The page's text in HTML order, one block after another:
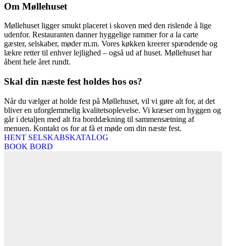
Om Møllehuset
Møllehuset ligger smukt placeret i skoven med den rislende å lige
udenfor. Restauranten danner hyggelige rammer for a la carte
gæster, selskaber, møder m.m. Vores køkken kreerer spændende og
lækre retter til enhver lejlighed – også ud af huset. Møllehuset har
åbent hele året rundt.
Skal din næste fest holdes hos os?
Når du vælger at holde fest på Møllehuset, vil vi gøre alt for, at det
bliver en uforglemmelig kvalitetsoplevelse. Vi kræser om hyggen og
går i detaljen med alt fra borddækning til sammensætning af
menuen. Kontakt os for at få et møde om din næste fest.
HENT SELSKABSKATALOG
BOOK BORD